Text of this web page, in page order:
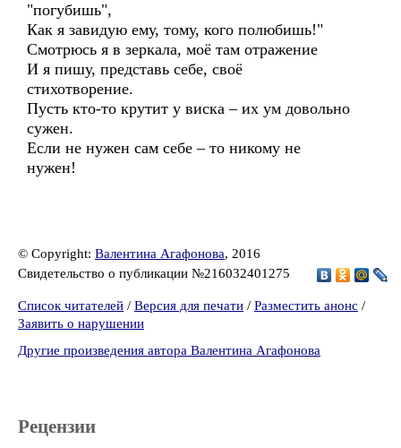
"погубишь",
Как я завидую ему, тому, кого полюбишь!"
Смотрюсь я в зеркала, моё там отражение
И я пишу, представь себе, своё
стихотворение.
Пусть кто-то крутит у виска – их ум довольно
сужен.
Если не нужен сам себе – то никому не
нужен!
© Copyright: Валентина Агафонова, 2016
Свидетельство о публикации №216032401275
Список читателей / Версия для печати / Разместить анонс /
Заявить о нарушении
Другие произведения автора Валентина Агафонова
Рецензии